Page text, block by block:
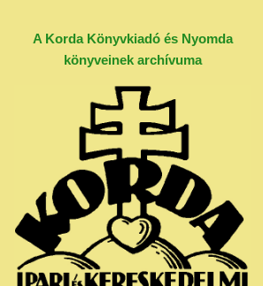
A Korda Könyvkiadó és Nyomda
könyveinek archívuma